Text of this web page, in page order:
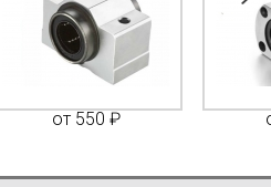
от 550 ₽